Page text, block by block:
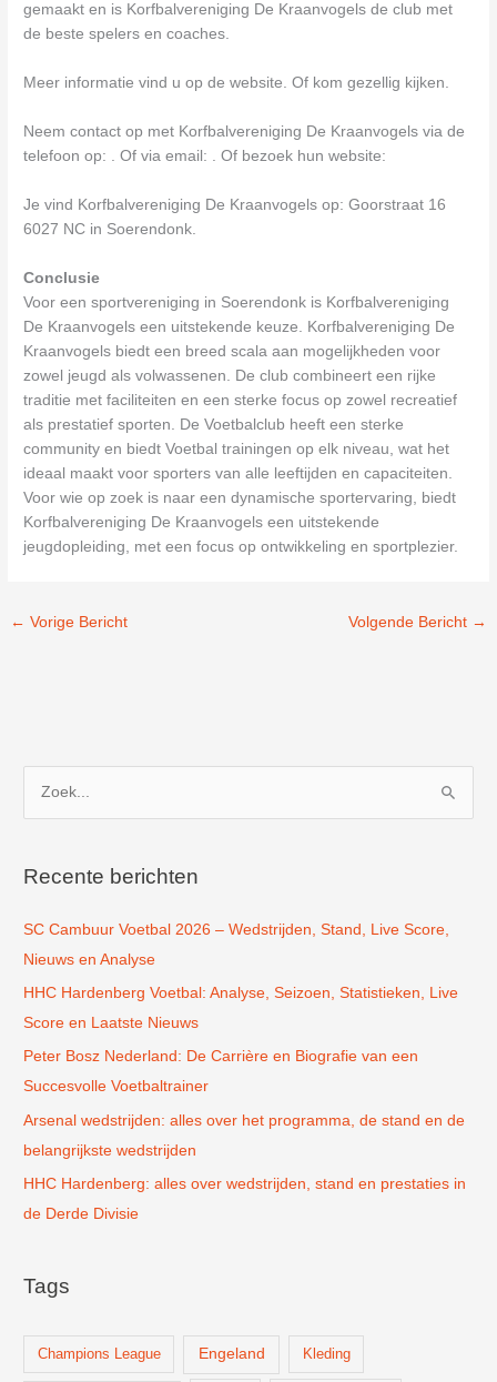
gemaakt en is Korfbalvereniging De Kraanvogels de club met
de beste spelers en coaches.
Meer informatie vind u op de website. Of kom gezellig kijken.
Neem contact op met Korfbalvereniging De Kraanvogels via de
telefoon op: . Of via email: . Of bezoek hun website:
Je vind Korfbalvereniging De Kraanvogels op: Goorstraat 16
6027 NC in Soerendonk.
Conclusie
Voor een sportvereniging in Soerendonk is Korfbalvereniging
De Kraanvogels een uitstekende keuze. Korfbalvereniging De
Kraanvogels biedt een breed scala aan mogelijkheden voor
zowel jeugd als volwassenen. De club combineert een rijke
traditie met faciliteiten en een sterke focus op zowel recreatief
als prestatief sporten. De Voetbalclub heeft een sterke
community en biedt Voetbal trainingen op elk niveau, wat het
ideaal maakt voor sporters van alle leeftijden en capaciteiten.
Voor wie op zoek is naar een dynamische sportervaring, biedt
Korfbalvereniging De Kraanvogels een uitstekende
jeugdopleiding, met een focus op ontwikkeling en sportplezier.
← Vorige Bericht Volgende Bericht →
k
a
a
r
:
Recente berichten
SC Cambuur Voetbal 2026 – Wedstrijden, Stand, Live Score,
Nieuws en Analyse
HHC Hardenberg Voetbal: Analyse, Seizoen, Statistieken, Live
Score en Laatste Nieuws
Peter Bosz Nederland: De Carrière en Biografie van een
Succesvolle Voetbaltrainer
Arsenal wedstrijden: alles over het programma, de stand en de
belangrijkste wedstrijden
HHC Hardenberg: alles over wedstrijden, stand en prestaties in
de Derde Divisie
Tags
Champions League Engeland Kleding